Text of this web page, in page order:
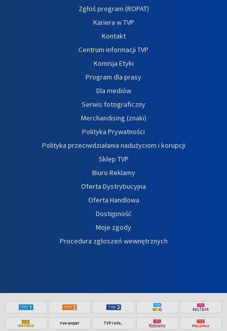
Zgłoś program (ROPAT)
Kariera w TVP
Kontakt
Centrum informacji TVP
Komisja Etyki
Program dla prasy
Dla mediów
Serwis fotograficzny
Merchandising (znaki)
Polityka Prywatności
Polityka przeciwdziałania nadużyciom i korupcji
Sklep TVP
Biuro Reklamy
Oferta Dystrybucyjna
Oferta Handlowa
Dostępność
Moje zgody
Procedura zgłoszeń wewnętrznych